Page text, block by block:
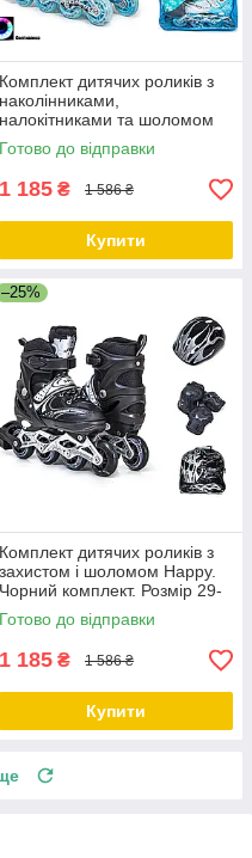
Комплект дитячих роликів з
наколінниками,
налокітниками та шоломом
Happy. Бірюзовий колір.
Розмір 29-33
Готово до відправки
1 185 ₴ 1 586 ₴
Купити
–25%
Комплект дитячих роликів з
захистом і шоломом Happy.
Чорний комплект. Розмір 29-
33
Готово до відправки
1 185 ₴ 1 586 ₴
Купити